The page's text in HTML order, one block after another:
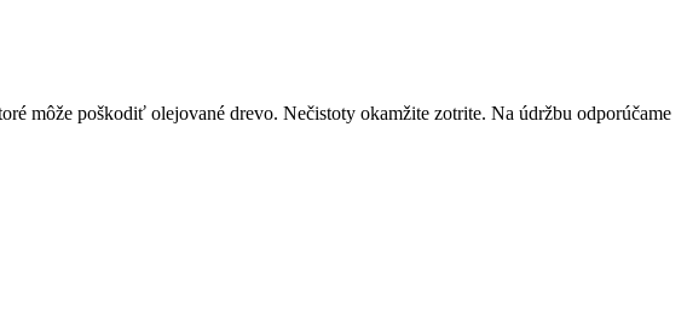
môže poškodiť olejované drevo. Nečistoty okamžite zotrite. Na údržbu odporúčame